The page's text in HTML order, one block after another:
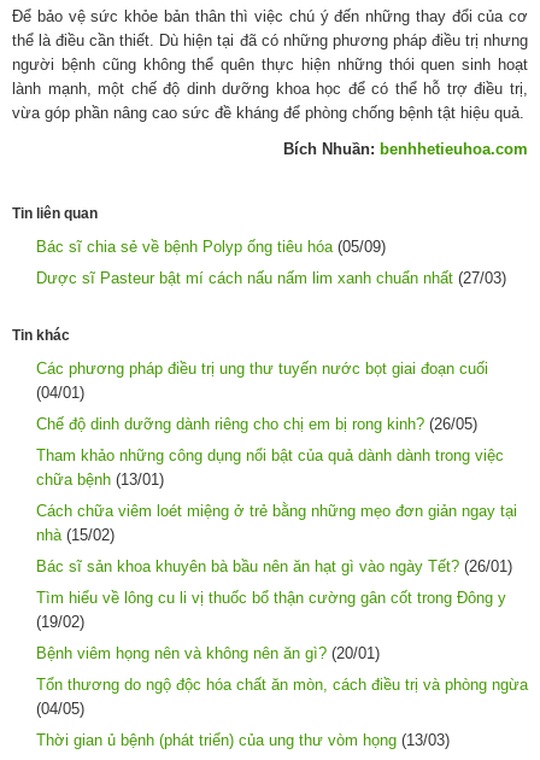
Để bảo vệ sức khỏe bản thân thì việc chú ý đến những thay đổi của cơ
thể là điều cần thiết. Dù hiện tại đã có những phương pháp điều trị nhưng
người bệnh cũng không thể quên thực hiện những thói quen sinh hoạt
lành mạnh, một chế độ dinh dưỡng khoa học để có thể hỗ trợ điều trị,
vừa góp phần nâng cao sức đề kháng để phòng chống bệnh tật hiệu quả.
Bích Nhuần: benhhetieuhoa.com
Tin liên quan
Bác sĩ chia sẻ về bệnh Polyp ống tiêu hóa(05/09)
Dược sĩ Pasteur bật mí cách nấu nấm lim xanh chuẩn nhất (27/03)
Tin khác
Các phương pháp điều trị ung thư tuyến nước bọt giai đoạn cuối
(04/01)
Chế độ dinh dưỡng dành riêng cho chị em bị rong kinh? (26/05)
Tham khảo những công dụng nổi bật của quả dành dành trong việc
chữa bệnh (13/01)
Cách chữa viêm loét miệng ở trẻ bằng những mẹo đơn giản ngay tại
nhà (15/02)
Bác sĩ sản khoa khuyên bà bầu nên ăn hạt gì vào ngày Tết? (26/01)
Tìm hiểu về lông cu li vị thuốc bổ thận cường gân cốt trong Đông y
(19/02)
Bệnh viêm họng nên và không nên ăn gì? (20/01)
Tổn thương do ngộ độc hóa chất ăn mòn, cách điều trị và phòng ngừa
(04/05)
Thời gian ủ bệnh (phát triển) của ung thư vòm họng (13/03)